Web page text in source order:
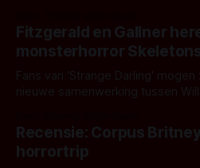
kille stijl vol folklore en mythe.
het het al raden?)... de weerwolf.
Fitzgerald en Gallner
monsterhorror
Fans van 'Strange Darling'
nieuwe samenwerking tussen
'Skeletons', een nieuwe creature
opnames zijn gestart in Australië.
Recensie: Corpus
horrortrip